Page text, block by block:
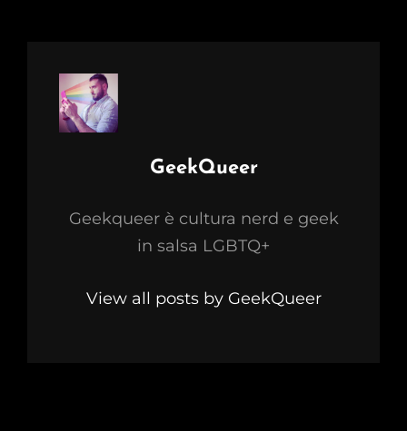
Author:
GeekQueer
Geekqueer è cultura nerd e geek
in salsa LGBTQ+
View all posts by GeekQueer